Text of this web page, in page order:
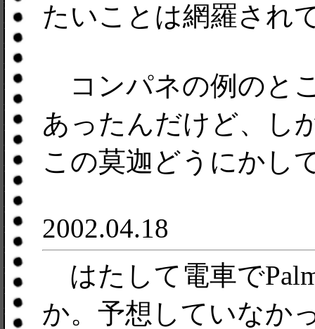
たいことは網羅され
コンパネの例のと
あったんだけど、し
この莫迦どうにかし
2002.04.18
はたして電車で
か。予想していなか